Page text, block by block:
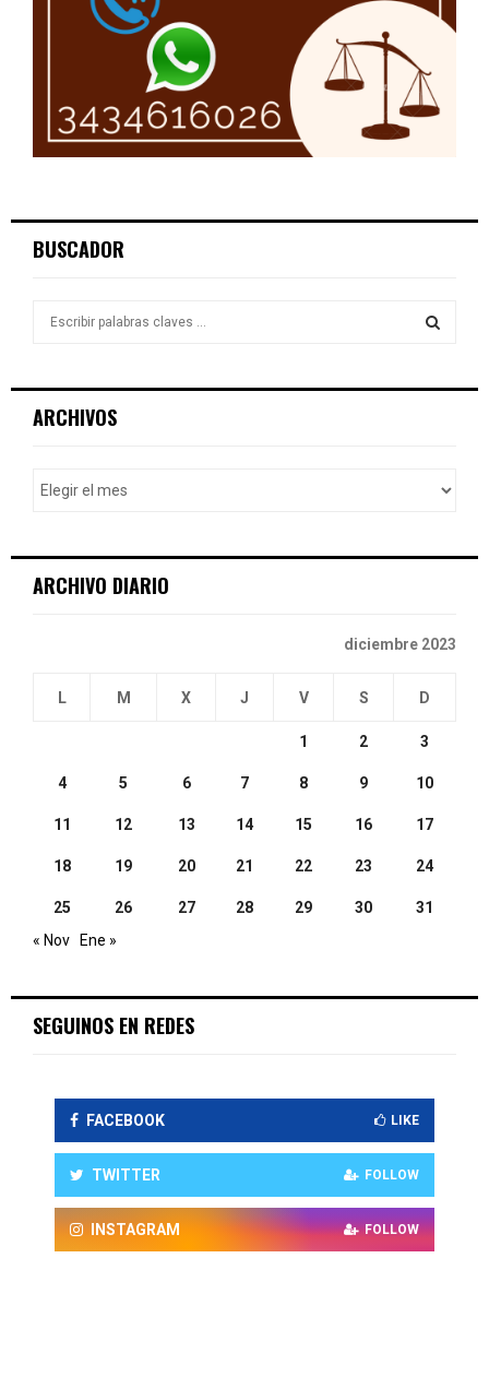
BUSCADOR
h
ARCHIVOS
ARCHIVO DIARIO
diciembre 2023
L M X J V S D
1 2 3
4 5 6 7 8 9 10
11 12 13 14 15 16 17
18 19 20 21 22 23 24
25 26 27 28 29 30
31
« Nov Ene »
SEGUINOS EN REDES
FACEBOOK LIKE
TWITTER FOLLOW
INSTAGRAM FOLLOW